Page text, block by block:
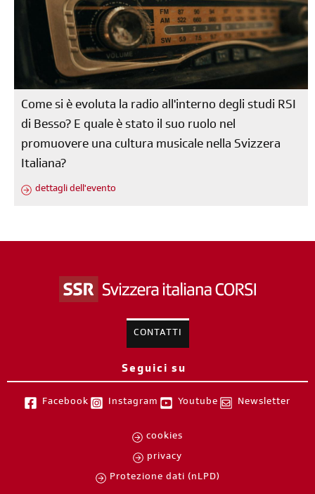
Come si è evoluta la radio all'interno degli studi RSI
di Besso? E quale è stato il suo ruolo nel
promuovere una cultura musicale nella Svizzera
Italiana?
dettagli dell'evento
CONTATTI
Seguici su
Facebook Instagram Youtube Newsletter
cookies
privacy
Protezione dati (nLPD)